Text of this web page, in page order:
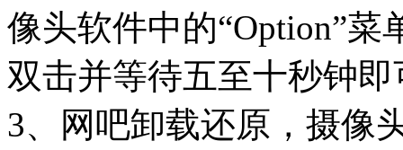
像头软件中的“Option”菜
双击并等待五至十秒钟即
3、网吧卸载还原，摄像